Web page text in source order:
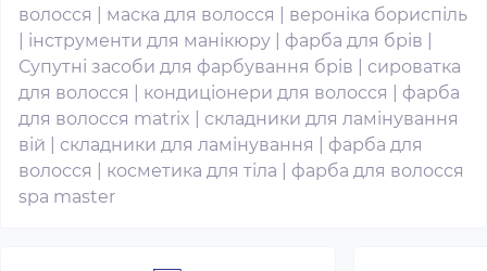
волосся
маска для волосся
вероніка бориспіль
інструменти для манікюру фарба для брів
Супутні засоби для фарбування брів
сироватка
для волосся
кондиціонери для волосся
фарба
для волосся matrix
складники для ламінування
вій
складники для ламінування
фарба для
волосся
косметика для тіла
фарба для волосся
spa master